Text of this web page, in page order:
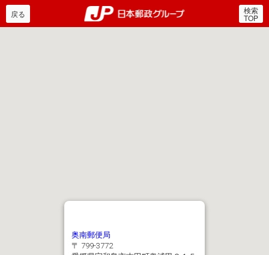
郵便局・日本郵政グルー
戻る 検索
TOP
奥南郵便局
〒 799-3772